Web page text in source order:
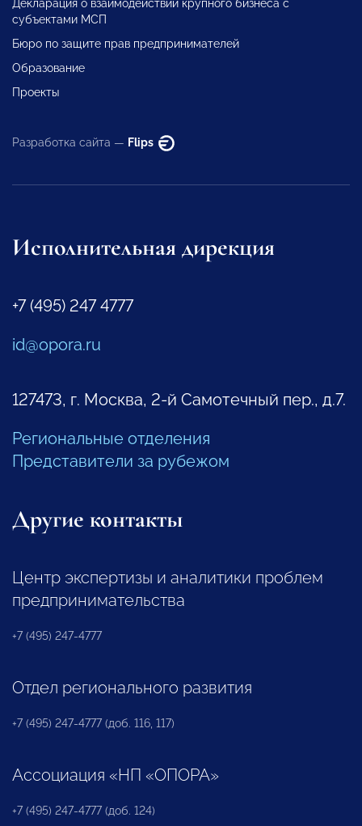
Декларация о взаимодействии крупного бизнеса с
субъектами МСП
Бюро по защите прав предпринимателей
Образование
Проекты
Разработка сайта — Flips
Исполнительная дирекция
+7 (495) 247 4777
id@opora.ru
127473, г. Москва, 2-й Самотечный пер., д.7.
Региональные отделения
Представители за рубежом
Другие контакты
Центр экспертизы и аналитики проблем
предпринимательства
+7 (495) 247-4777
Отдел регионального развития
+7 (495) 247-4777 (доб. 116, 117)
Ассоциация «НП «ОПОРА»
+7 (495) 247-4777 (доб. 124)